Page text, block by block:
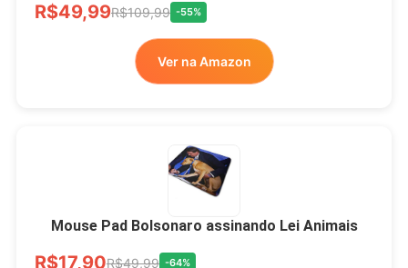
R$49,99R$109,99 -55%
Ver na Amazon
Mouse Pad Bolsonaro assinando Lei Animais
R$17,90R$49,99 -64%